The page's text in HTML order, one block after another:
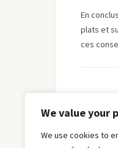
We value your
We use cookies to
En
plats et
ces